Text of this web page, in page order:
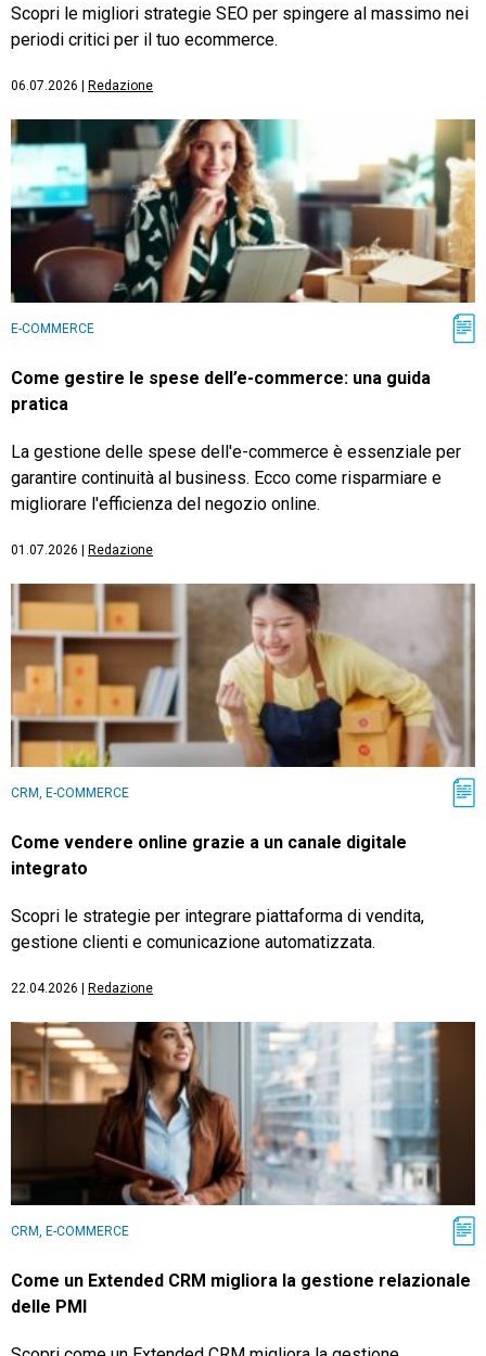
Scopri le migliori strategie SEO per spingere al massimo nei
periodi critici per il tuo ecommerce.
06.07.2026 Redazione
E-COMMERCE
Come gestire le spese dell’e-commerce: una guida
pratica
La gestione delle spese dell'e-commerce è essenziale per
garantire continuità al business. Ecco come risparmiare e
migliorare l'efficienza del negozio online.
01.07.2026 Redazione
CRM, E-COMMERCE
Come vendere online grazie a un canale digitale
integrato
Scopri le strategie per integrare piattaforma di vendita,
gestione clienti e comunicazione automatizzata.
22.04.2026 Redazione
CRM, E-COMMERCE
Come un Extended CRM migliora la gestione relazionale
delle PMI